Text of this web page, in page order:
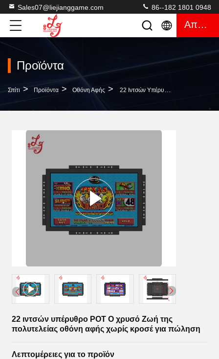
Sales07@liejianggame.com 86--182 1801 0948
Απόσπασμα
Προϊόντα
Σπίτι > Προϊόντα > Οθόνη Αφής > 22 Ιντσών Υπέρυθρο POT O Χρυσό Ζωή Της Πολυτελείας Οθόνη Αφής Χωρίς Κροσέ Για Πώληση
22 ιντσών υπέρυθρο POT O χρυσό Ζωή της
πολυτελείας οθόνη αφής χωρίς κροσέ για πώληση
Λεπτομέρειες για το προϊόν